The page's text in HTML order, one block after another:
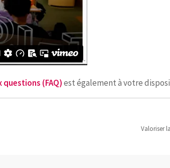
questions (FAQ)est également à votre
Valoriser